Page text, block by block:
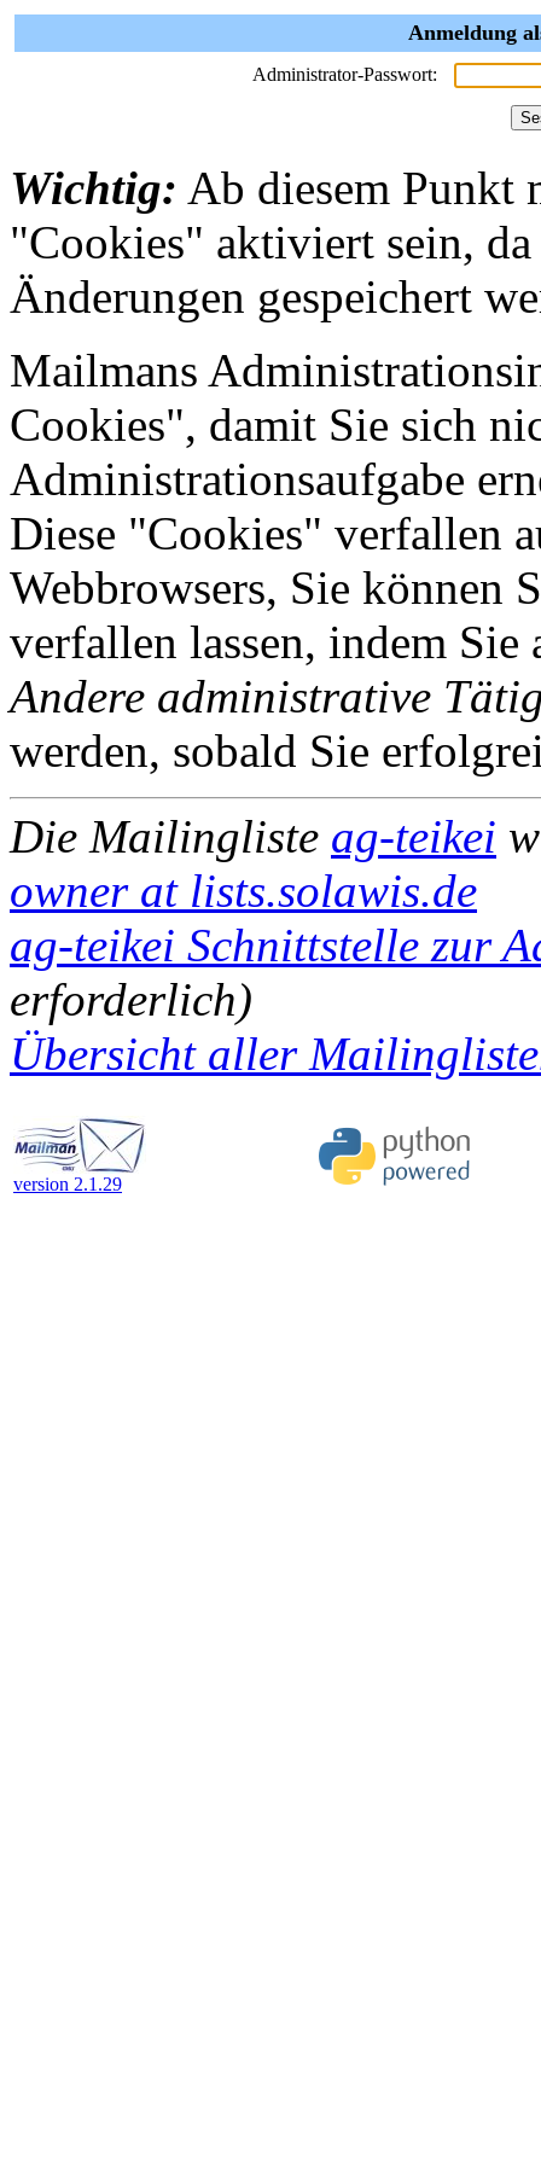
Anmeldung
Administrator-Passwort:
Wichtig: Ab diesem Punkt
"Cookies" aktiviert sein,
Änderungen gespeichert
Mailmans
Cookies", damit Sie sich
Administrationsaufgabe
Diese "Cookies" verfallen
Webbrowsers, Sie können
verfallen lassen, indem
Andere administrative
werden, sobald Sie
Die Mailingliste ag-teikei
owner at lists.solawis.de
ag-teikei Schnittstelle zur
erforderlich)
Übersicht aller
version 2.1.29